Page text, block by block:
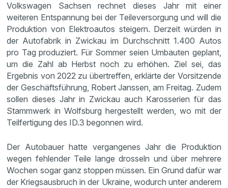
Volkswagen Sachsen rechnet dieses Jahr mit einer
weiteren Entspannung bei der Teileversorgung und will die
Produktion von Elektroautos steigern. Derzeit würden in
der Autofabrik in Zwickau im Durchschnitt 1.400 Autos
pro Tag produziert. Für Sommer seien Umbauten geplant,
um die Zahl ab Herbst noch zu erhöhen. Ziel sei, das
Ergebnis von 2022 zu übertreffen, erklärte der Vorsitzende
der Geschäftsführung, Robert Janssen, am Freitag. Zudem
sollen dieses Jahr in Zwickau auch Karosserien für das
Stammwerk in Wolfsburg hergestellt werden, wo mit der
Teilfertigung des ID.3 begonnen wird.
Der Autobauer hatte vergangenes Jahr die Produktion
wegen fehlender Teile lange drosseln und über mehrere
Wochen sogar ganz stoppen müssen. Ein Grund dafür war
der Kriegsausbruch in der Ukraine, wodurch unter anderem